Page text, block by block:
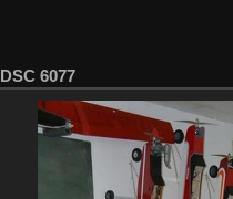
DSC 6077